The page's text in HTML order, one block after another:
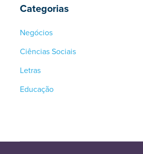
Categorias
Negócios
Ciências Sociais
Letras
Educação